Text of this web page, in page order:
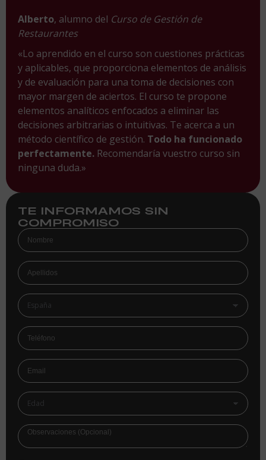
Alberto, alumno del Curso de Gestión de
Restaurantes
«Lo aprendido en el curso son cuestiones prácticas
y aplicables, que proporciona elementos de análisis
y de evaluación para una toma de decisiones con
mayor margen de aciertos. El curso te propone
elementos analíticos enfocados a eliminar las
decisiones arbitrarias o intuitivas. Te acerca a un
método científico de gestión. Todo ha funcionado
perfectamente. Recomendaría vuestro curso sin
ninguna duda.»
TE INFORMAMOS SIN
COMPROMISO